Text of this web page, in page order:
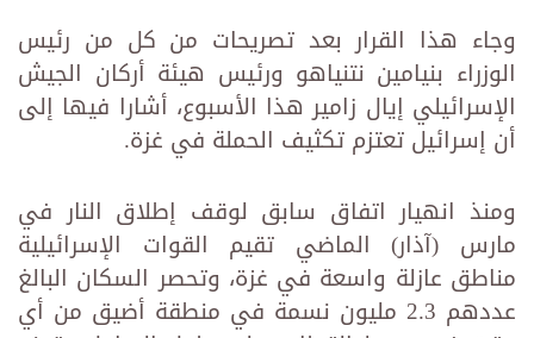
وجاء هذا القرار بعد تصريحات من كل من رئيس
الوزراء بنيامين نتنياهو ورئيس هيئة أركان الجيش
الإسرائيلي إيال زامير هذا الأسبوع، أشارا فيها إلى
أن إسرائيل تعتزم تكثيف الحملة في غزة.
ومنذ انهيار اتفاق سابق لوقف إطلاق النار في
مارس (آذار) الماضي تقيم القوات الإسرائيلية
مناطق عازلة واسعة في غزة، وتحصر السكان البالغ
عددهم 2.3 مليون نسمة في منطقة أضيق من أي